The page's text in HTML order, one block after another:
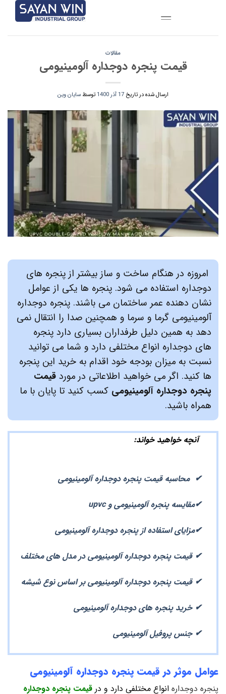
مقالات
قیمت پنجره دوجداره آلومینیومی
ارسال شده در تاریخ 17 آذر 1400 توسطسایان وین
امروزه در هنگام ساخت و ساز بیشتر از پنجره های
دوجداره استفاده می شود. پنجره ها یکی از عوامل
نشان دهنده عمر ساختمان می باشند. پنجره دوجداره
آلومینیومی گرما و سرما و همچنین صدا را انتقال نمی
دهد به همین دلیل طرفداران بسیاری دارد پنجره
های دوجداره انواع مختلفی دارد و شما می توانید
نسبت به میزان بودجه خود اقدام به خرید این پنجره
ها کنید. اگر می خواهید اطلاعاتی در مورد قیمت
پنجره دوجداره آلومینیومی کسب کنید تا پایان با ما
همراه باشید.
✔  محاسبه قیمت پنجره دوجداره آلومینیومی
✔مقایسه پنجره آلومینیومی و upvc
✔مزایای استفاده از پنجره دوجداره آلومینیومی
✔ قیمت پنجره دوجداره آلومینیومی در مدل های مختلف
✔ قیمت پنجره دوجداره آلومینیومی بر اساس نوع شیشه
✔ خرید پنجره های دوجداره آلومینیومی
✔ جنس پروفیل آلومینیومی
عوامل موثر در قیمت پنجره دوجداره آلومینیومی
پنجره دوجداره انواع مختلفی دارد و در قیمت پنجره دوجداره